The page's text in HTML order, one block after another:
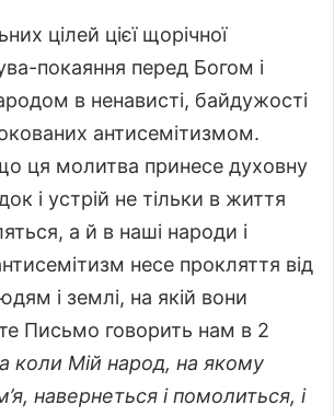
цілей цієї щорічної
покаяння перед Богом і
в ненависті, байдужості
антисемітизмом.
ця молитва принесе духовну
і устрій не тільки в життя
а й в наші народи і
несе прокляття від
і землі, на якій вони
Письмо говорить нам в 2
коли Мій народ, на якому
навернеться і помолиться, і